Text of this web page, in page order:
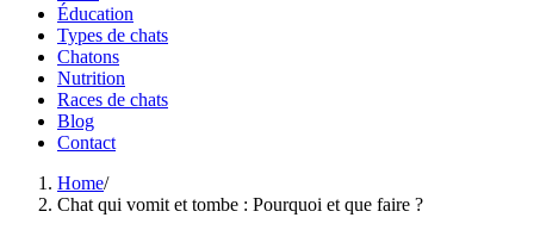
Éducation
Types de chats
Chatons
Nutrition
Races de chats
Blog
Contact
Home/
Chat qui vomit et tombe : Pourquoi et que faire ?